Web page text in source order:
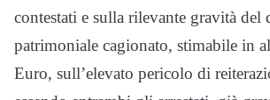
contestati e sulla rilevante gravità del
patrimoniale cagionato, stimabile in
Euro, sull’elevato pericolo di